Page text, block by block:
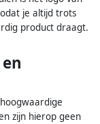
je altijd trots
product draagt.
zijn hierop geen